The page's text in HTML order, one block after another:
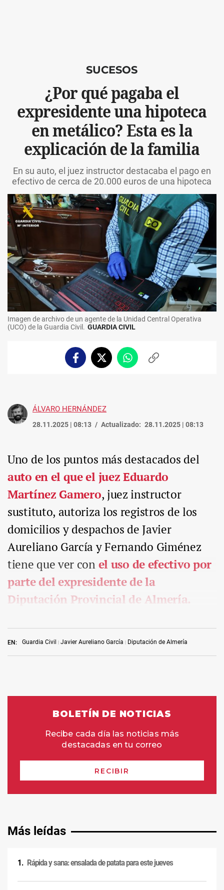
SUCESOS
¿Por qué pagaba el
expresidente una hipoteca
en metálico? Esta es la
explicación de la familia
En su auto, el juez instructor destacaba el pago en
efectivo de cerca de 20.000 euros de una hipoteca
Imagen de archivo de un agente de la Unidad Central Operativa
(UCO) de la Guardia Civil. GUARDIA CIVIL
FacebookTwitterWhatsappCopiar
ÁLVARO HERNÁNDEZ
28.11.2025 | 08:13 Actualizado: 28.11.2025 | 08:13
EN: Guardia Civil Javier Aureliano García Diputación de Almería
Uno de los puntos más destacados del
auto en el que el juez Eduardo
Martínez Gamero, juez instructor
sustituto, autoriza los registros de los
domicilios y despachos de Javier
Aureliano García y Fernando Giménez
tiene que ver conel uso de efectivo por
parte del expresidente de la
Diputación Provincial de Almería.
Más leídas
Rápida y sana: ensalada de patata para este jueves